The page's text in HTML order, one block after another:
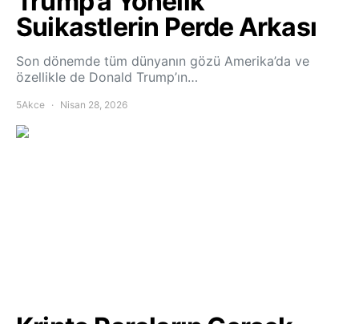
Suikastlerin Perde Arkası
Son dönemde tüm dünyanın gözü Amerika’da ve
özellikle de Donald Trump’ın…
5Akce Nisan 28, 2026